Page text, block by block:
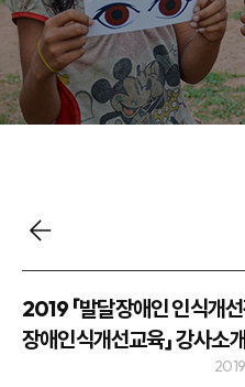
사업소식
2019 「발달장애인 인식개
장애인식개선교육」 강사소